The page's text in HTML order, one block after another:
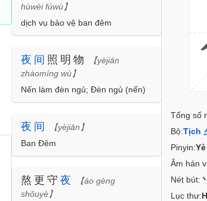
hùwèi fúwù】
dịch vụ bảo vệ ban đêm
夜 间 照明物
【yèjiān
zhàomíng wù】
Nến làm đèn ngủ; Đèn ngủ (nến)
夜 间
【yèjiān】
Ban Đêm
熬更守 夜
【áo gèng
shǒuyè】
Tổng số
Bộ:Tịch
Pinyin:Yè
Âm hán
Nét bút:
Lục thư: